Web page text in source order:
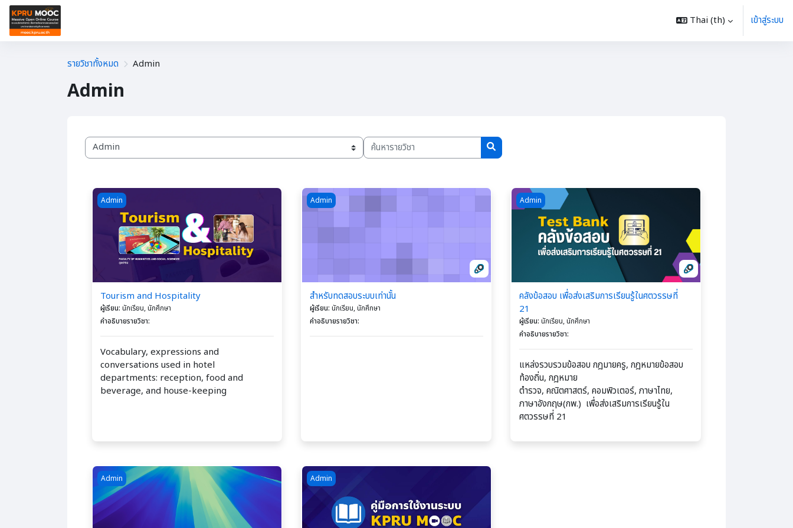
ข้ามไปที่เนื้อหาหลัก
Thai ‎(th)‎ เข้าสู่ระบบ
รายวิชาทั้งหมด Admin
Admin
ประเภทของรายวิชา ค้นหารายวิชา ค้นหารายวิชา
Course image Tourism and Hospitality
Admin
Tourism and Hospitality
ผู้เรียน: นักเรียน, นักศึกษา
คำอธิบายรายวิชา:
Vocabulary, expressions and
conversations used in hotel
departments: reception, food and
beverage, and house-keeping
Course image สำหรับทดสอบระบบเท่านั้น
Admin
สำหรับทดสอบระบบเท่านั้น
ผู้เรียน: นักเรียน, นักศึกษา
คำอธิบายรายวิชา:
Course image คลังข้อสอบ เพื่อส่งเสริมการเรียนรู้ในศตวรรษที่ 21
Admin
คลังข้อสอบ เพื่อส่งเสริมการเรียนรู้ในศตวรรษที่
21
ผู้เรียน: นักเรียน, นักศึกษา
คำอธิบายรายวิชา:
แหล่งรวบรวมข้อสอบ กฎมายครู, กฎหมายข้อสอบ
ท้องถิ่น, กฎหมาย
ตำรวจ, คณิตศาสตร์, คอมพิวเตอร์, ภาษาไทย,
ภาษาอังกฤษ(กพ.) เพื่อส่งเสริมการเรียนรู้ใน
ศตวรรษที่ 21
Course image รายวิชาสำหรับทดสอบระบบ
Admin Course image คู่มือการใช้งานระบบ KPRU MOOC
Admin